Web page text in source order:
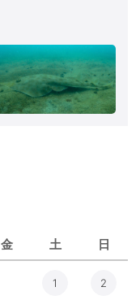
金 土 日
1 2